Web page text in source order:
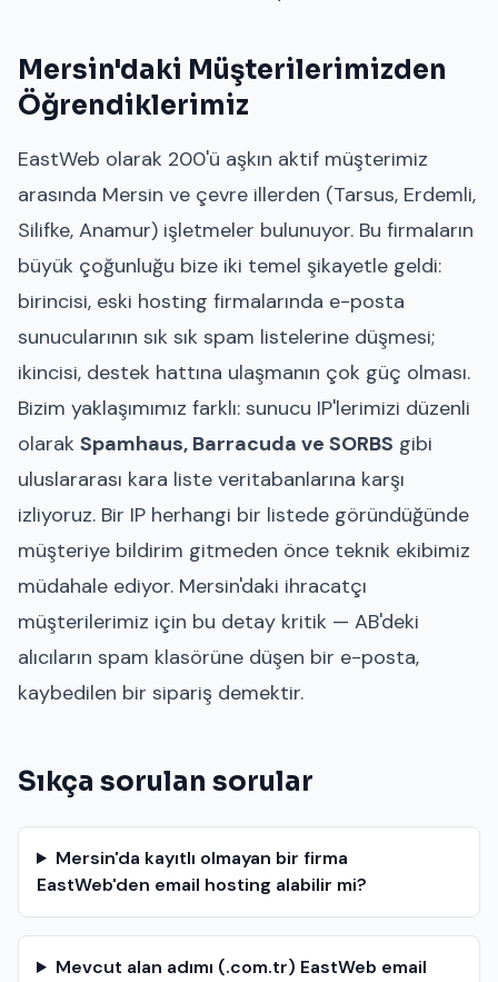
Mersin'daki Müşterilerimizden
Öğrendiklerimiz
EastWeb olarak 200'ü aşkın aktif müşterimiz
arasında Mersin ve çevre illerden (Tarsus, Erdemli,
Silifke, Anamur) işletmeler bulunuyor. Bu firmaların
büyük çoğunluğu bize iki temel şikayetle geldi:
birincisi, eski hosting firmalarında e-posta
sunucularının sık sık spam listelerine düşmesi;
ikincisi, destek hattına ulaşmanın çok güç olması.
Bizim yaklaşımımız farklı: sunucu IP'lerimizi düzenli
olarak Spamhaus, Barracuda ve SORBS gibi
uluslararası kara liste veritabanlarına karşı
izliyoruz. Bir IP herhangi bir listede göründüğünde
müşteriye bildirim gitmeden önce teknik ekibimiz
müdahale ediyor. Mersin'daki ihracatçı
müşterilerimiz için bu detay kritik — AB'deki
alıcıların spam klasörüne düşen bir e-posta,
kaybedilen bir sipariş demektir.
Sıkça sorulan sorular
Mersin'da kayıtlı olmayan bir firma
EastWeb'den email hosting alabilir mi?
Mevcut alan adımı (.com.tr) EastWeb email